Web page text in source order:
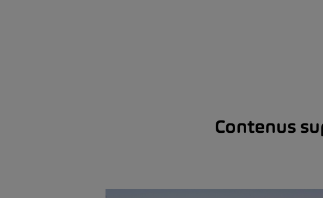
Contenus